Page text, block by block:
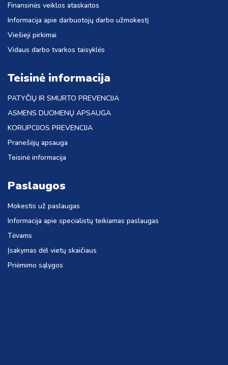
Finansinės veiklos ataskaitos
Informacija apie darbuotojų darbo užmokestį
Viešieji pirkimai
Vidaus darbo tvarkos taisyklės
Teisinė informacija
PATYČIŲ IR SMURTO PREVENCIJA
ASMENS DUOMENŲ APSAUGA
KORUPCIJOS PREVENCIJA
Pranešėjų apsauga
Teisinė informacija
Paslaugos
Mokestis už paslaugas
Informacija apie specialistų teikiamas paslaugas
Tėvams
Įsakymas dėl vietų skaičiaus
Priėmimo sąlygos